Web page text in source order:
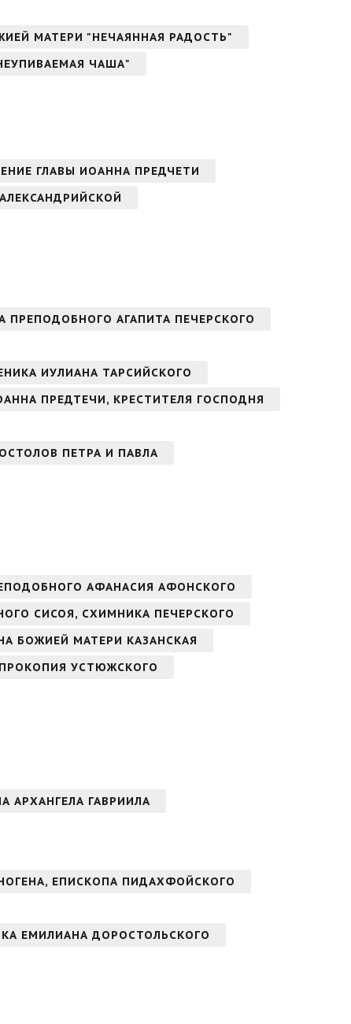
МАТЕРИ "НЕЧАЯННАЯ РАДОСТЬ"
ЧАША"
ГЛАВЫ ИОАННА ПРЕДЧЕТИ
ПРЕПОДОБНОГО АГАПИТА ПЕЧЕРСКОГО
ИУЛИАНА ТАРСИЙСКОГО
ПРЕДТЕЧИ, КРЕСТИТЕЛЯ ГОСПОДНЯ
ПЕТРА И ПАВЛА
АФАНАСИЯ АФОНСКОГО
СИСОЯ, СХИМНИКА ПЕЧЕРСКОГО
БОЖИЕЙ МАТЕРИ КАЗАНСКАЯ
УСТЮЖСКОГО
АРХАНГЕЛА ГАВРИИЛА
ЕПИСКОПА ПИДАХФОЙСКОГО
ЕМИЛИАНА ДОРОСТОЛЬСКОГО